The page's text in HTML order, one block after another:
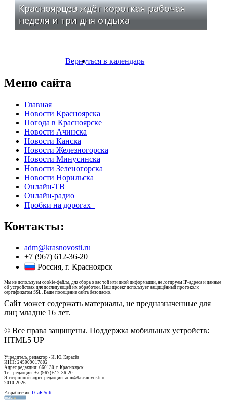
Красноярцев ждёт короткая рабочая
неделя и три дня отдыха
Вернуться в календарь
Меню сайта
Главная
Новости Красноярска
Погода в Красноярске
Новости Ачинска
Новости Канска
Новости Железногорска
Новости Минусинска
Новости Зеленогорска
Новости Норильска
Онлайн-ТВ
Онлайн-радио
Пробки на дорогах
Контакты:
adm@krasnovosti.ru
+7 (967) 612-36-20
Россия, г. Красноярск
Мы не используем cookie-файлы, для сбора о вас той или иной информации, не логируем IP-адреса и данные
об устройствах для последующей их обработки. Наш проект использует защищённый протокол с
сертификатом SSL. Ваше посещение сайта безопасно.
Сайт может содержать материалы, не предназначенные для
лиц младше 16 лет.
© Все права защищены. Поддержка мобильных устройств:
HTML5 UP
Учредитель, редактор - И. Ю. Карасёв
ИНН: 245009017802
Адрес редакции: 660130, г. Красноярск
Тел. редакции: +7 (967) 612-36-20
Электронный адрес редакции: adm@krasnovosti.ru
2010-2026
Разработчик: I.CaR Soft